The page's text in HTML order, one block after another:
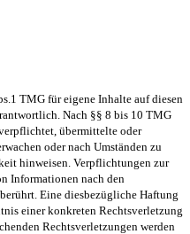
TMG für eigene Inhalte auf diesen
Nach §§ 8 bis 10 TMG
übermittelte oder
oder nach Umständen zu
hinweisen. Verpflichtungen zur
Informationen nach den
Eine diesbezügliche Haftung
einer konkreten Rechtsverletzung
Rechtsverletzungen werden